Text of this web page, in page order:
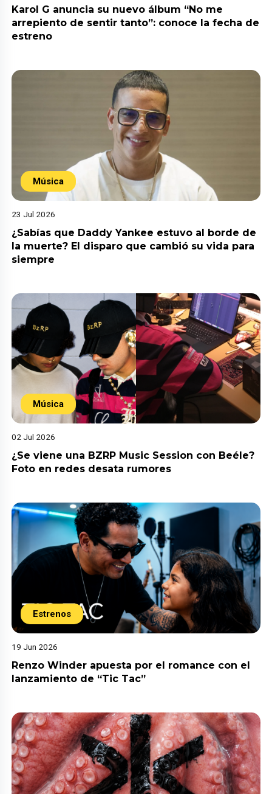
Karol G anuncia su nuevo álbum “No me
arrepiento de sentir tanto”: conoce la fecha de
estreno
Música
23 Jul 2026
¿Sabías que Daddy Yankee estuvo al borde de
la muerte? El disparo que cambió su vida para
siempre
Música
02 Jul 2026
¿Se viene una BZRP Music Session con Beéle?
Foto en redes desata rumores
Estrenos
19 Jun 2026
Renzo Winder apuesta por el romance con el
lanzamiento de “Tic Tac”